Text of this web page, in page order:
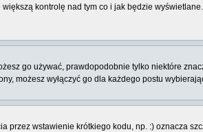
kontrolę nad tym co i jak będzie
go używać, prawdopodobnie tylko niektóre
możesz wyłączyć go dla każdego postu
wstawienie krótkiego kodu, np. :) oznacza